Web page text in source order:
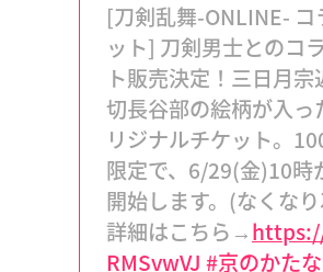
[刀剣乱舞-ONLINE- コ
ット] 刀剣男士とのコ
ト販売決定！三日月宗
切長谷部の絵柄が入っ
リジナルチケット。
限定で、6/29(金)10時
開始します。(なくな
詳細はこちら→
RMSvwVJ #京のかたな